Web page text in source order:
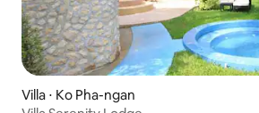
Villa ⋅ Ko Pha-ngan